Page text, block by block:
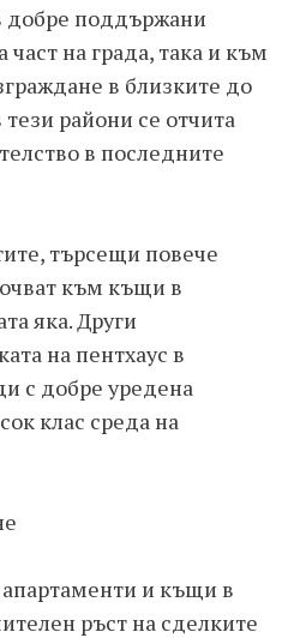
добре поддържани
част на града, така и към
в близките до
райони се отчита
в последните
търсещи повече
към къщи в
яка. Други
на пентхаус в
с добре уредена
клас среда на
и къщи в
ръст на сделките